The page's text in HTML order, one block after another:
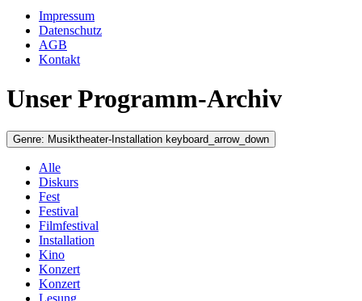
Impressum
Datenschutz
AGB
Kontakt
Unser Programm-Archiv
Genre: Musiktheater-Installation keyboard_arrow_down
Alle
Diskurs
Fest
Festival
Filmfestival
Installation
Kino
Konzert
Konzert